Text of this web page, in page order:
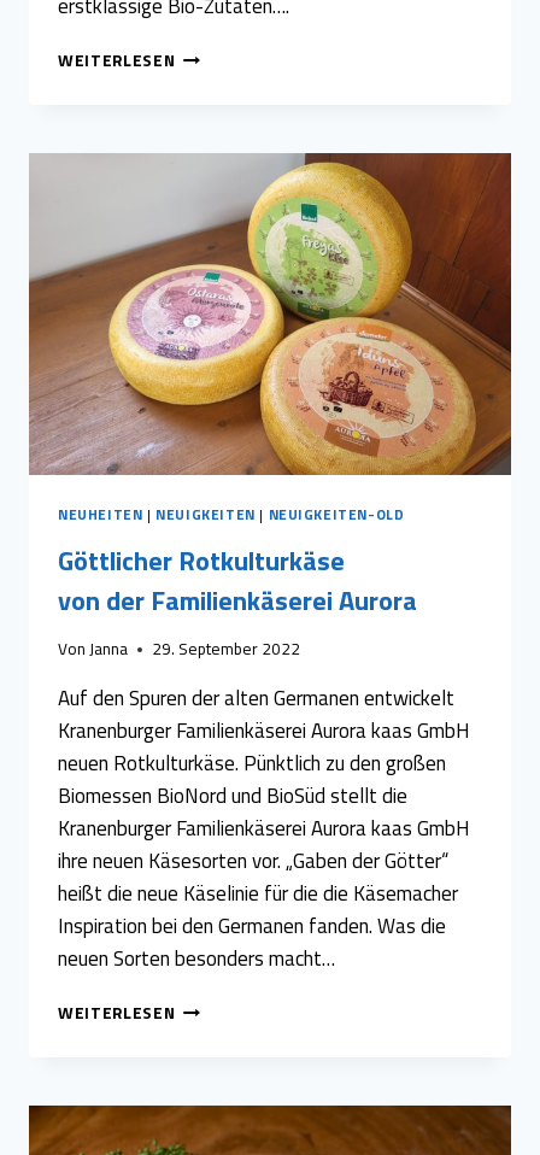
WEITERLESEN FAMILIENKÄSEREI
IHREN
MEISTERKÄSE:
„ABT
ANTONIUS“
NEUHEITEN | NEUIGKEITEN | NEUIGKEITEN-OLD
Göttlicher Rotkulturkäse
von der Familienkäserei Aurora
Von Janna 29. September 2022
Auf den Spuren der alten Germanen entwickelt
Kranenburger Familienkäserei Aurora kaas GmbH
neuen Rotkulturkäse. Pünktlich zu den großen
Biomessen BioNord und BioSüd stellt die
Kranenburger Familienkäserei Aurora kaas GmbH
ihre neuen Käsesorten vor. „Gaben der Götter“
heißt die neue Käselinie für die die Käsemacher
Inspiration bei den Germanen fanden. Was die
neuen Sorten besonders macht…
WEITERLESEN GÖTTLICHER
AURORA